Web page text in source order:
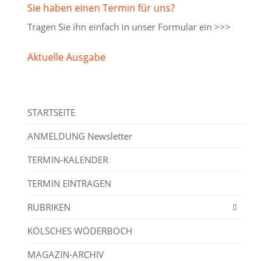
Sie haben einen Termin für uns?
Tragen Sie ihn einfach in unser Formular ein >>>
Aktuelle Ausgabe
STARTSEITE
ANMELDUNG Newsletter
TERMIN-KALENDER
TERMIN EINTRAGEN
RUBRIKEN
KÖLSCHES WÖDERBOCH
MAGAZIN-ARCHIV